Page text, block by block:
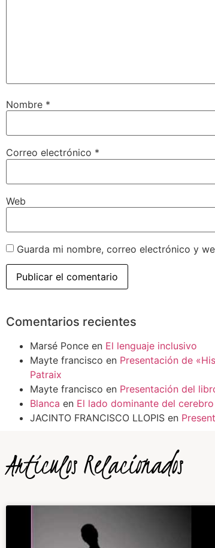
Nombre *
Correo electrónico *
Web
Guarda mi nombre, correo electrónico y
Comentarios recientes
Marsé Ponce en El lenguaje inclusivo
Mayte francisco en Presentación de
Patraix
Mayte francisco en Presentación del
Blanca en El lado dominante del cerebro
JACINTO FRANCISCO LLOPIS en
Artículos Relacionados